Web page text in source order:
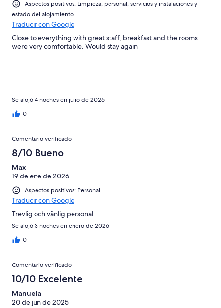
Mediocre
Horrible
Aspectos positivos: Limpieza, personal, servicios y instalaciones y
estado del alojamiento
Traducir con Google
Close to everything with great staff, breakfast and the rooms
were very comfortable. Would stay again
Se alojó 4 noches en julio de 2026
0
Comentario verificado
8/10 Bueno
Max
19 de ene de 2026
Aspectos positivos: Personal
Traducir con Google
Trevlig och vänlig personal
Se alojó 3 noches en enero de 2026
0
Comentario verificado
10/10 Excelente
Manuela
20 de jun de 2025